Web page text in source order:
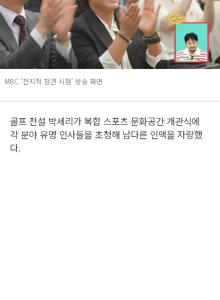
MBC ‘전지적 참견 시점’ 방송 화면
골프 전설 박세리가 복합 스포츠 문화공간 개관식에
각 분야 유명 인사들을 초청해 남다른 인맥을 자랑했
다.